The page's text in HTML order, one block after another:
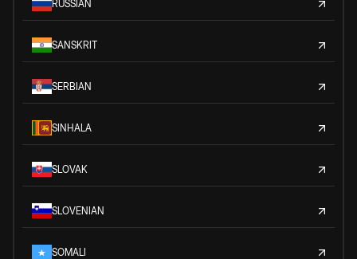
RUSSIAN
SANSKRIT
SERBIAN
SINHALA
SLOVAK
SLOVENIAN
SOMALI